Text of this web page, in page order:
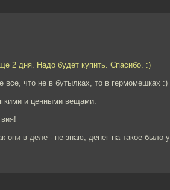
2 дня. Надо будет купить. Спасибо. :)
все, что не в бутылках, то в гермомешках :)
и ценными вещами.
они в деле - не знаю, денег на такое было